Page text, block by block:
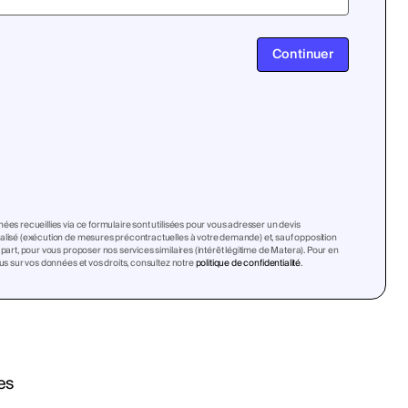
Continuer
recueillies via ce formulaire sont utilisées pour vous adresser un devis
(exécution de mesures précontractuelles à votre demande) et, sauf opposition
pour vous proposer nos services similaires (intérêt légitime de Matera). Pour en
sur vos données et vos droits, consultez notrepolitique de confidentialité.